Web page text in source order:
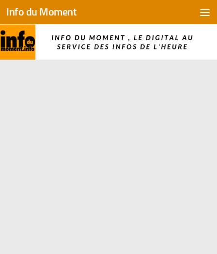
Skip to content
Info du Moment